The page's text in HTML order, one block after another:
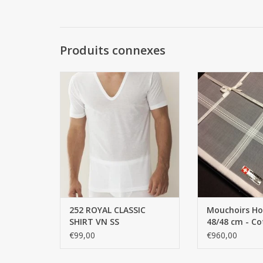
Produits connexes
252 ROYAL CLASSIC SHIRT VN SS
100% COTON FINE TWISTED,
YARN mercerisé, RICHELIEU RIB
AJOUTER AU PANIER
252 ROYAL CLASSIC
SHIRT VN SS
€99,00
Mouchoir
Coton suisse
(Achat par 6
AJOUTER
Mouchoirs
48/48 cm -
(roulé à la
€960,00